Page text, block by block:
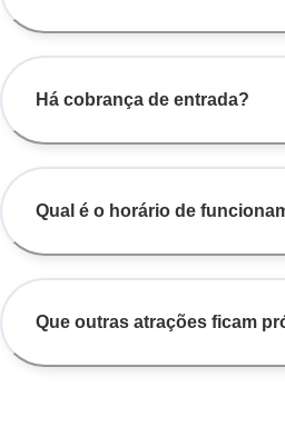
Há cobrança de entrada?
Qual é o horário de
Que outras atrações ficam